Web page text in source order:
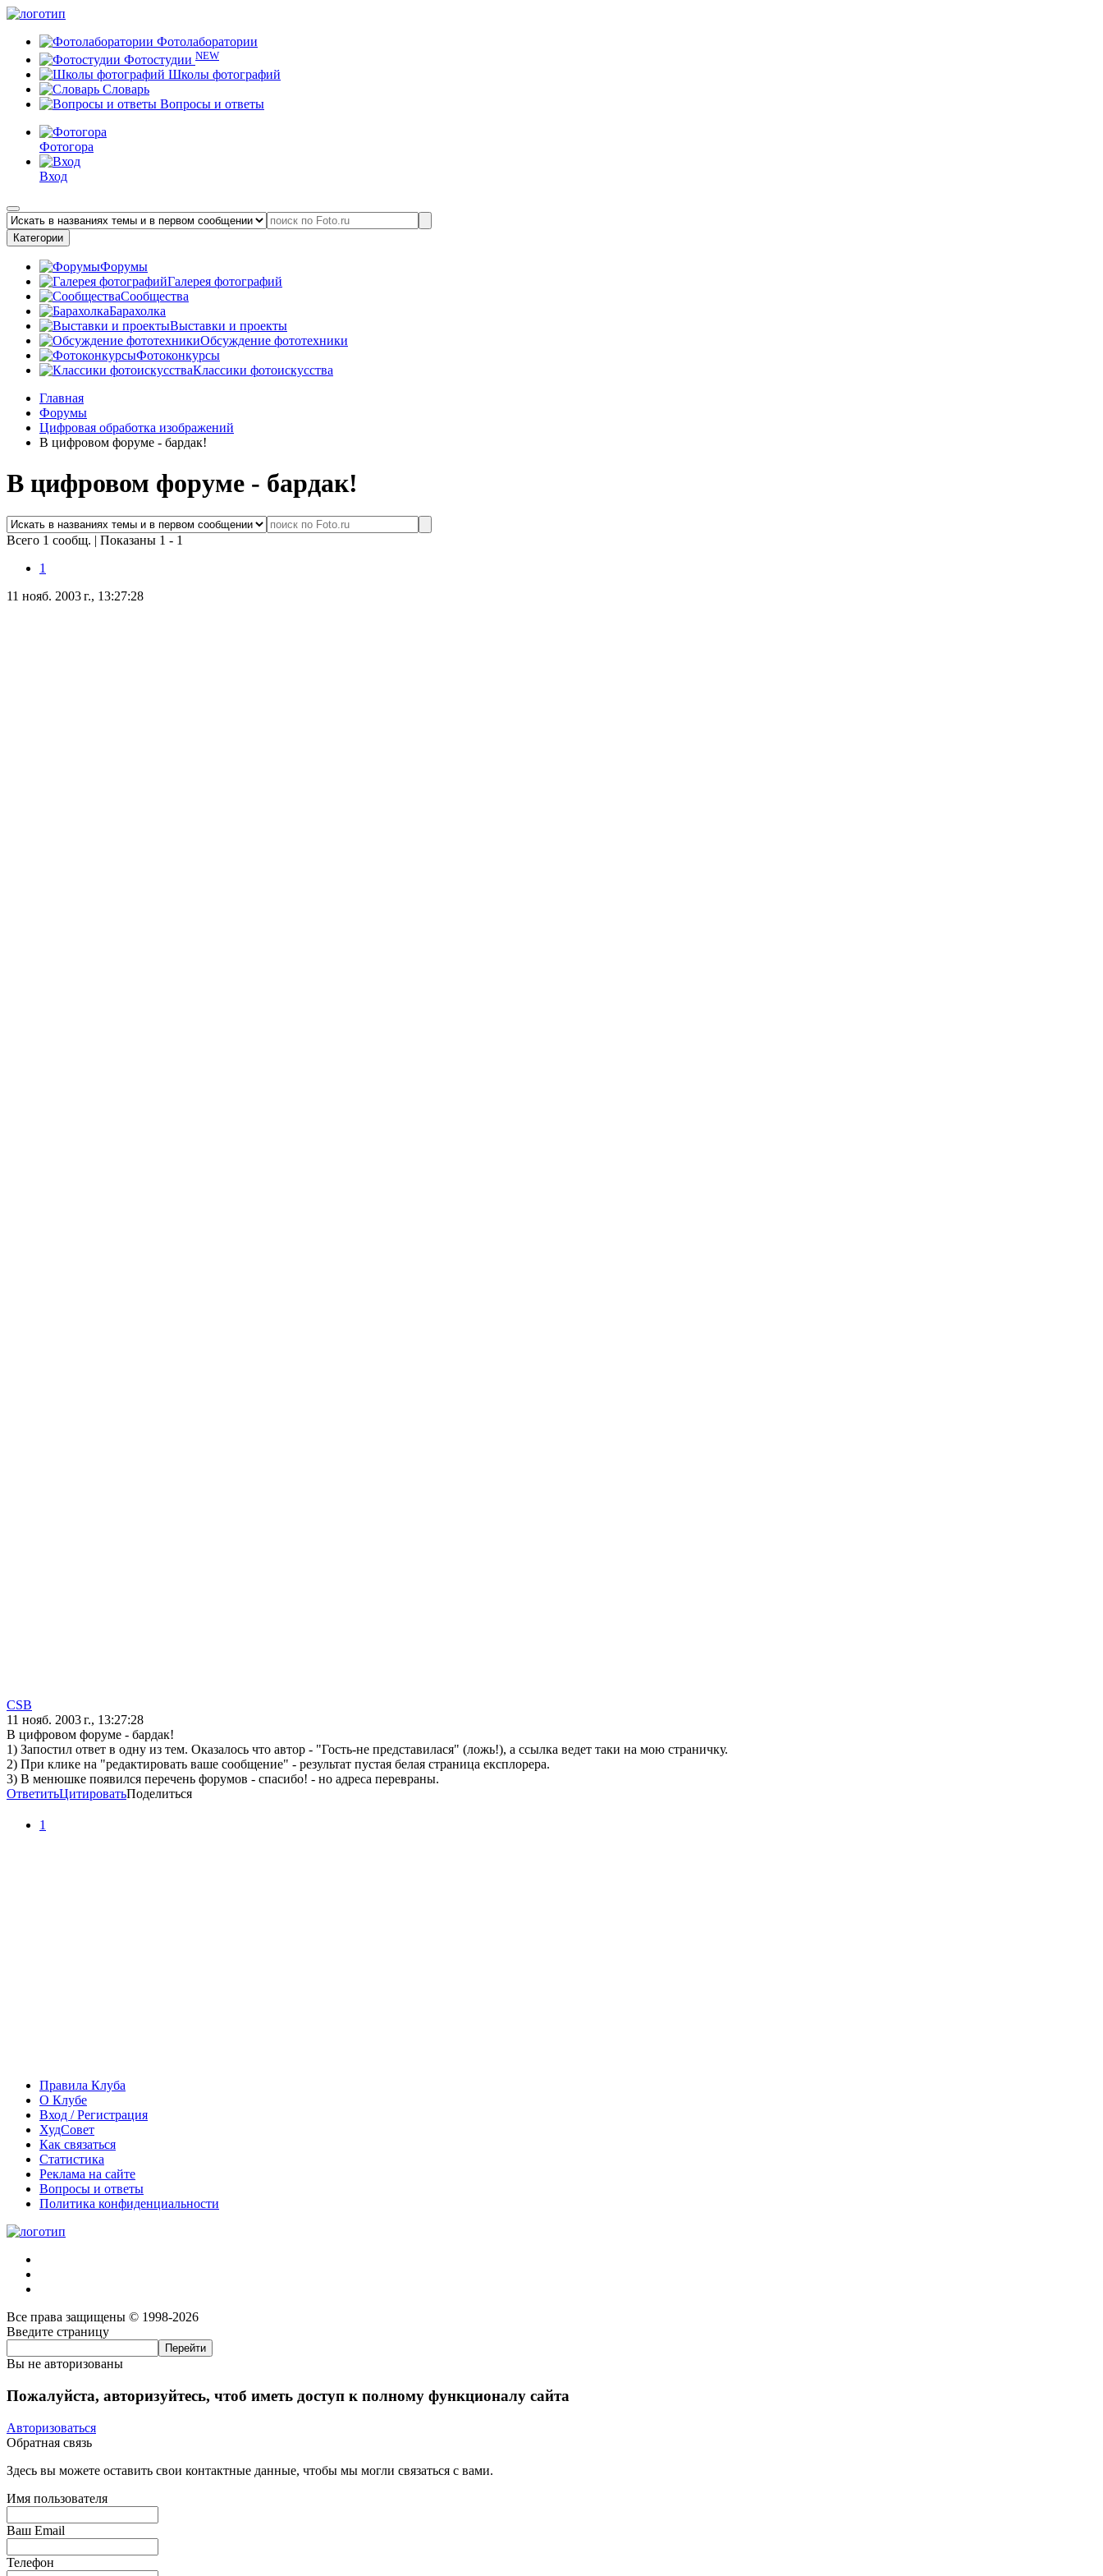
Фотолаборатории
Фотостудии NEW
Школы фотографий
Словарь
Вопросы и ответы
Фотогора
Вход
Категории
Форумы
Галерея фотографий
Сообщества
Барахолка
Выставки и проекты
Обсуждение фототехники
Фотоконкурсы
Классики фотоискусства
Главная
Форумы
Цифровая обработка изображений
В цифровом форуме - бардак!
В цифровом форуме - бардак!
Всего 1 сообщ. | Показаны 1 - 1
1
11 нояб. 2003 г., 13:27:28
CSB
11 нояб. 2003 г., 13:27:28
В цифровом форуме - бардак!
1) Запостил ответ в одну из тем. Оказалось что автор - "Гость-не представилася" (ложь!), а ссылка ведет таки на мою страничку.
2) При клике на "редактировать ваше сообщение" - результат пустая белая страница експлорера.
3) В менюшке появился перечень форумов - спасибо! - но адреса перевраны.
ОтветитьЦитироватьПоделиться
1
Правила Клуба
О Клубе
Вход / Регистрация
ХудСовет
Как связаться
Статистика
Реклама на сайте
Вопросы и ответы
Политика конфиденциальности
Все права защищены © 1998-2026
Введите страницу
Вы не авторизованы
Пожалуйста, авторизуйтесь, чтоб иметь доступ к полному функционалу сайта
Авторизоваться
Обратная связь
Здесь вы можете оставить свои контактные данные, чтобы мы могли связаться с вами.
Имя пользователя
Ваш Email
Телефон